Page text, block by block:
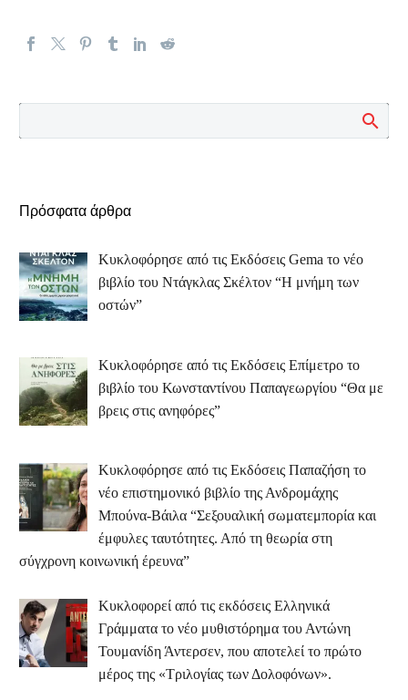
Πρόσφατα άρθρα
Κυκλοφόρησε από τις Εκδόσεις Gema το νέο
βιβλίο του Ντάγκλας Σκέλτον “Η μνήμη των
οστών”
Κυκλοφόρησε από τις Εκδόσεις Επίμετρο το
βιβλίο του Κωνσταντίνου Παπαγεωργίου “Θα με
βρεις στις ανηφόρες”
Κυκλοφόρησε από τις Εκδόσεις Παπαζήση το
νέο επιστημονικό βιβλίο της Ανδρομάχης
Μπούνα-Βάιλα “Σεξουαλική σωματεμπορία και
έμφυλες ταυτότητες. Από τη θεωρία στη
σύγχρονη κοινωνική έρευνα”
Κυκλοφορεί από τις εκδόσεις Ελληνικά
Γράμματα το νέο μυθιστόρημα του Αντώνη
Τουμανίδη Άντερσεν, που αποτελεί το πρώτο
μέρος της «Τριλογίας των Δολοφόνων».